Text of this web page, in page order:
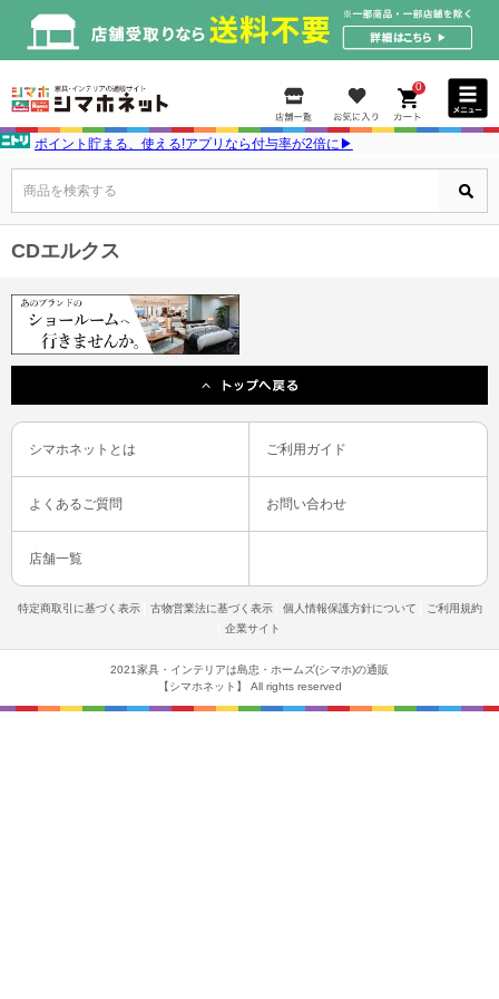
0
ポイント貯まる、使える!アプリなら付与率が2倍に▶
商品を検索する
CDエルクス
シマホネットとは ご利用ガイド
よくあるご質問 お問い合わせ
店舗一覧
特定商取引に基づく表示 古物営業法に基づく表示 個人情報保護方針について
ご利用規約
企業サイト
2021家具・インテリアは島忠・ホームズ(シマホ)の通販
【シマホネット】 All rights reserved